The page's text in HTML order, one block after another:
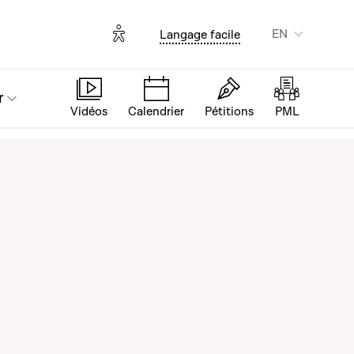
Options d'accessibilité
Langage facile EN
Vidéos Calendrier Pétitions PML